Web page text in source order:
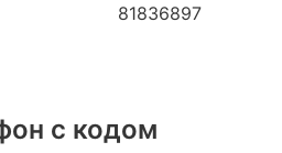
81836897
c кодом